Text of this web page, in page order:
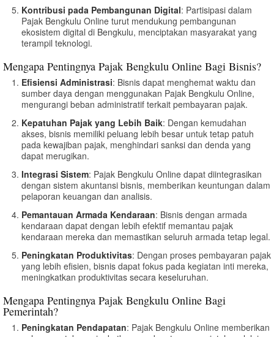
Kontribusi pada Pembangunan Digital: Partisipasi dalam
Pajak Bengkulu Online turut mendukung pembangunan
ekosistem digital di Bengkulu, menciptakan masyarakat yang
terampil teknologi.
Mengapa Pentingnya Pajak Bengkulu Online Bagi Bisnis?
Efisiensi Administrasi: Bisnis dapat menghemat waktu dan
sumber daya dengan menggunakan Pajak Bengkulu Online,
mengurangi beban administratif terkait pembayaran pajak.
Kepatuhan Pajak yang Lebih Baik: Dengan kemudahan
akses, bisnis memiliki peluang lebih besar untuk tetap patuh
pada kewajiban pajak, menghindari sanksi dan denda yang
dapat merugikan.
Integrasi Sistem: Pajak Bengkulu Online dapat diintegrasikan
dengan sistem akuntansi bisnis, memberikan keuntungan dalam
pelaporan keuangan dan analisis.
Pemantauan Armada Kendaraan: Bisnis dengan armada
kendaraan dapat dengan lebih efektif memantau pajak
kendaraan mereka dan memastikan seluruh armada tetap legal.
Peningkatan Produktivitas: Dengan proses pembayaran pajak
yang lebih efisien, bisnis dapat fokus pada kegiatan inti mereka,
meningkatkan produktivitas secara keseluruhan.
Mengapa Pentingnya Pajak Bengkulu Online Bagi
Pemerintah?
Peningkatan Pendapatan: Pajak Bengkulu Online memberikan